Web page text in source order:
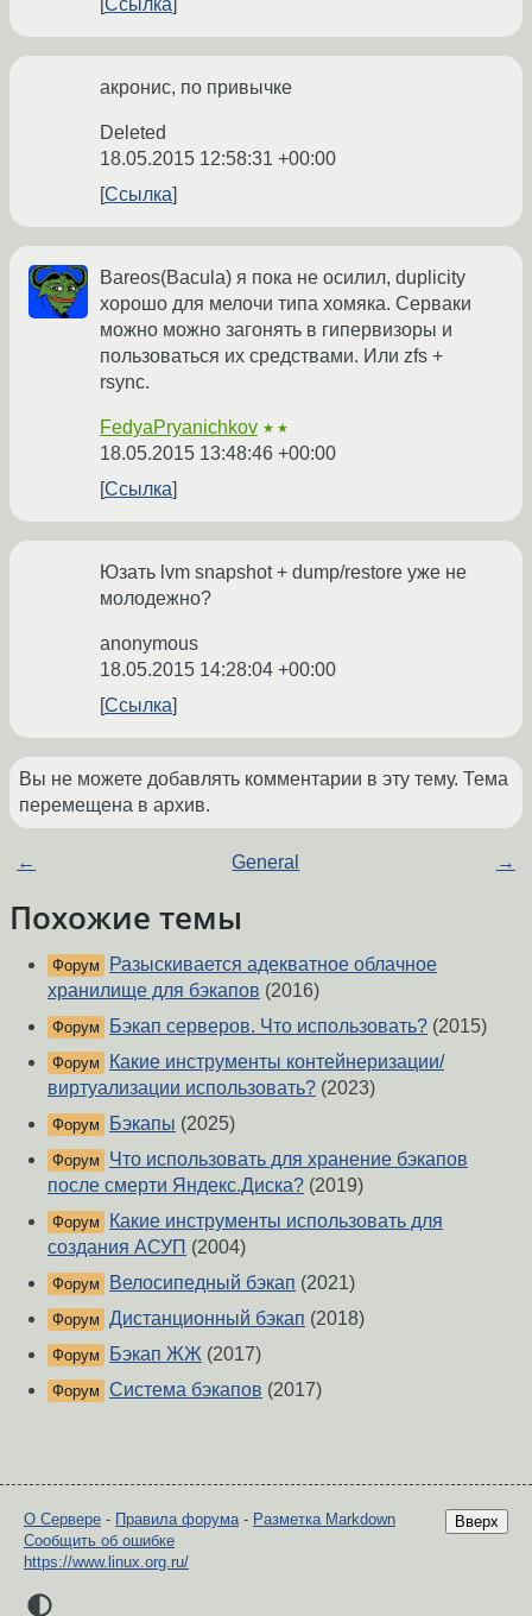
акронис, по привычке
Deleted
18.05.2015 12:58:31 +00:00
Ссылка
Bareos(Bacula) я пока не осилил, duplicity
хорошо для мелочи типа хомяка. Серваки
можно можно загонять в гипервизоры и
пользоваться их средствами. Или zfs +
rsync.
FedyaPryanichkov ★★
18.05.2015 13:48:46 +00:00
Ссылка
Юзать lvm snapshot + dump/restore уже не
молодежно?
anonymous
18.05.2015 14:28:04 +00:00
Ссылка
Вы не можете добавлять комментарии в эту тему. Тема
перемещена в архив.
← General →
Похожие темы
Форум
Разыскивается адекватное облачное
хранилище для бэкапов (2016)
Форум Бэкап серверов. Что использовать? (2015)
Форум
Какие инструменты контейнеризации/
виртуализации использовать? (2023)
Форум Бэкапы (2025)
Форум
Что использовать для хранение бэкапов
после смерти Яндекс.Диска? (2019)
Форум
Какие инструменты использовать для
создания АСУП (2004)
Форум Велосипедный бэкап (2021)
Форум Дистанционный бэкап (2018)
Форум Бэкап ЖЖ (2017)
Форум Система бэкапов (2017)
Вверх
О Сервере - Правила форума- Разметка Markdown
Сообщить об ошибке
https://www.linux.org.ru/